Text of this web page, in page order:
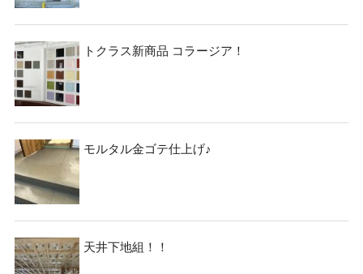
トクラス新商品 コラージア！
モルタル金ゴテ仕上げ♪
天井下地組！！